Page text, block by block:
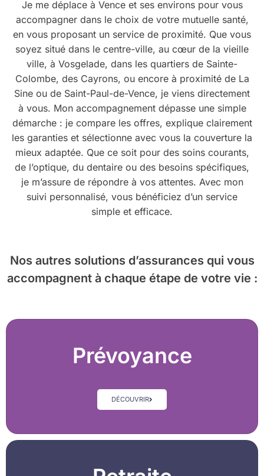
Je me déplace à Vence et ses environs pour vous
accompagner dans le choix de votre mutuelle santé,
en vous proposant un service de proximité. Que vous
soyez situé dans le centre-ville, au cœur de la vieille
ville, à Vosgelade, dans les quartiers de Sainte-
Colombe, des Cayrons, ou encore à proximité de La
Sine ou de Saint-Paul-de-Vence, je viens directement
à vous. Mon accompagnement dépasse une simple
démarche : je compare les offres, explique clairement
les garanties et sélectionne avec vous la couverture la
mieux adaptée. Que ce soit pour des soins courants,
de l’optique, du dentaire ou des besoins spécifiques,
je m’assure de répondre à vos attentes. Avec mon
suivi personnalisé, vous bénéficiez d’un service
simple et efficace.
Nos autres solutions d’assurances qui vous
accompagnent à chaque étape de votre vie :
Prévoyance
DÉCOUVRIR